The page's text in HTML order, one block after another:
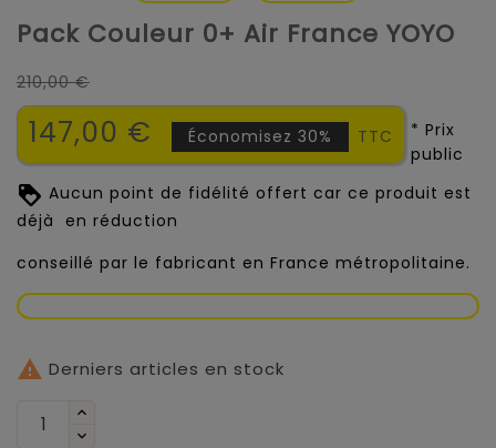
Pack Couleur 0+ Air France YOYO
210,00 €
147,00 € Économisez 30% TTC
Aucun point de fidélité offert car ce produit est
déjà en réduction
* Prix
public
conseillé par le fabricant en France métropolitaine.
 Derniers articles en stock